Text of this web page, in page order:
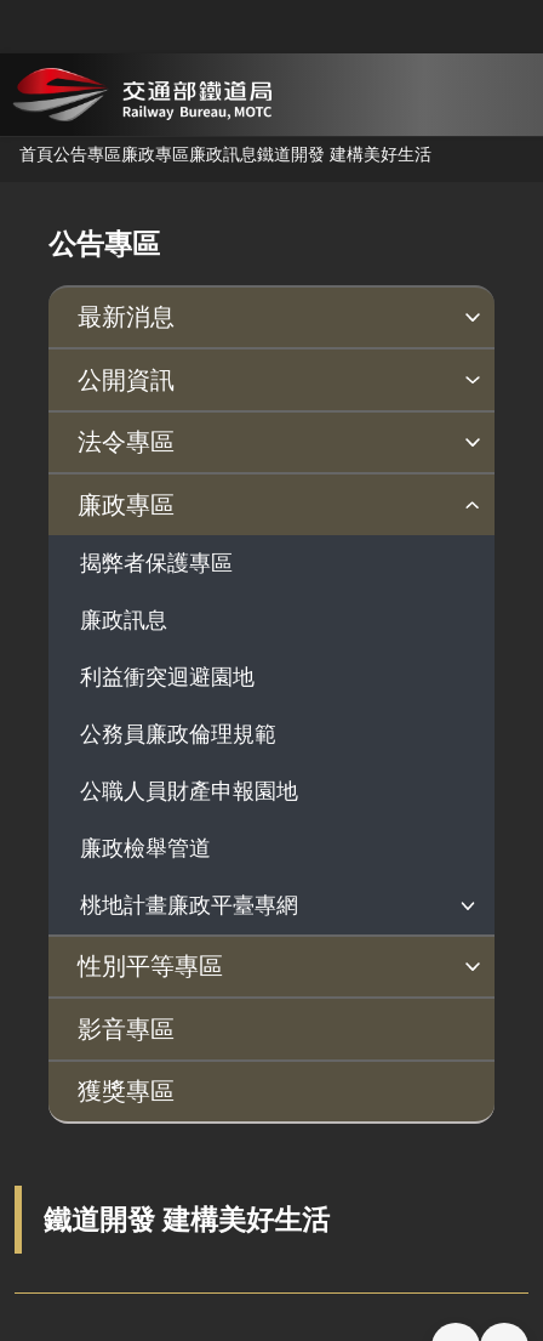
跳到主要內容
首頁公告專區廉政專區廉政訊息鐵道開發 建構美好生活
公告專區
最新消息
新聞稿
公聽會
公告事項
公開資訊
主動公開政府資訊專區
法律及法規命令
解釋性規定及裁量基準
行政指導有關文書
施政計畫、業務統計及研究報告
支付或接受之補助
政策宣導廣告支出
個人資料保護專區
Open Data專區
出版品專區
雙語詞彙專區
生態檢核專區
用地取得行政透明專區
用地公告
用地法規
臺鐵局撥入資產債務基金專區
法令專區
法令查詢
解釋性規定及裁量基準
法令英譯徵集意見專區
訴願文件下載
相關實務判解
相關網站資源
廉政專區
揭弊者保護專區
廉政訊息
利益衝突迴避園地
公務員廉政倫理規範
公職人員財產申報園地
廉政檢舉管道
桃地計畫廉政平臺專網
桃地計畫
廉政平臺
說明會及公聽會
性別平等專區
性別平等工作小組
宣傳事項
性別平等推動計畫
性別平等統計分析
性別平等影響評估
性騷擾防治
相關網站
影音專區
獲獎專區
鐵道開發 建構美好生活